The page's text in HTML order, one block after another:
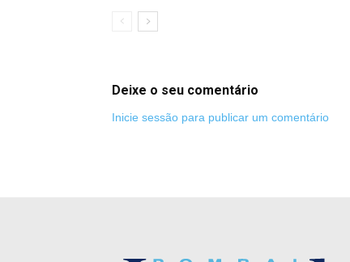
Deixe o seu comentário
Inicie sessão para publicar um comentário